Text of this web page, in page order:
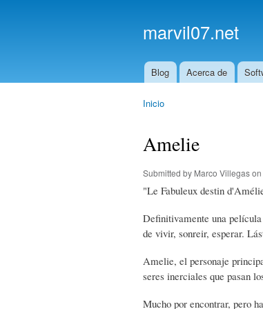
marvil07.net
Main menu
Blog Acerca de
Inicio
Amelie
Submitted by Marco Villegas
"Le Fabuleux destin
Definitivamente una
de vivir, sonreir, esperar.
Amelie, el personaje
seres inerciales que pasan
Mucho por encontrar, pero